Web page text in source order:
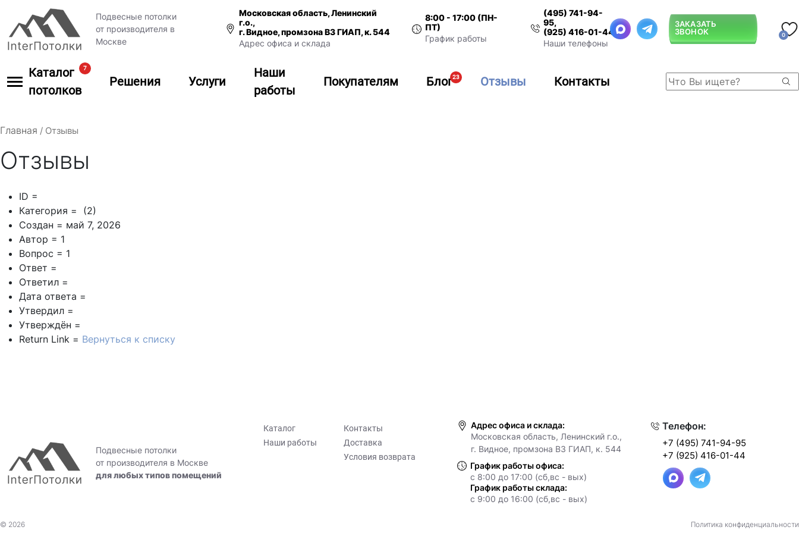
Подвесные потолки
от производителя в
Москве
Московская область, Ленинский
г.о.,
г. Видное, промзона ВЗ ГИАП, к. 544
Адрес офиса и склада
8:00 - 17:00 (ПН-
ПТ)
График работы
(495) 741-94-
95,
(925) 416-01-44
Наши телефоны
ЗАКАЗАТЬ
ЗВОНОК
0
Каталог
потолков
7
Решения Услуги
Наши
работы
Покупателям Блог23 Отзывы Контакты
Главная / Отзывы
Отзывы
ID =
Категория = (2)
Создан = май 7, 2026
Автор = 1
Вопрос = 1
Ответ =
Ответил =
Дата ответа =
Утвердил =
Утверждён =
Return Link = Вернуться к списку
Подвесные потолки
от производителя в Москве
для любых типов помещений
Каталог
Наши работы
Контакты
Доставка
Условия возврата
Адрес офиса и склада:
Московская область, Ленинский г.о.,
г. Видное, промзона ВЗ ГИАП, к. 544
График работы офиса:
с 8:00 до 17:00 (сб,вс - вых)
График работы склада:
с 9:00 до 16:00 (сб,вс - вых)
Телефон:
+7 (495) 741-94-95
+7 (925) 416-01-44
© 2026 Политика конфиденциальности